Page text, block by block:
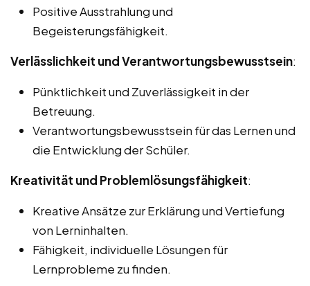
Positive Ausstrahlung und
Begeisterungsfähigkeit.
Verlässlichkeit und Verantwortungsbewusstsein:
Pünktlichkeit und Zuverlässigkeit in der
Betreuung.
Verantwortungsbewusstsein für das Lernen und
die Entwicklung der Schüler.
Kreativität und Problemlösungsfähigkeit:
Kreative Ansätze zur Erklärung und Vertiefung
von Lerninhalten.
Fähigkeit, individuelle Lösungen für
Lernprobleme zu finden.